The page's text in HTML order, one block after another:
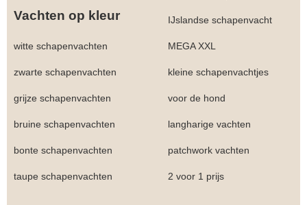
Vachten op kleur IJslandse schapenvacht
witte schapenvachten MEGA XXL
zwarte schapenvachten kleine schapenvachtjes
grijze schapenvachten voor de hond
bruine schapenvachten langharige vachten
bonte schapenvachten patchwork vachten
taupe schapenvachten 2 voor 1 prijs